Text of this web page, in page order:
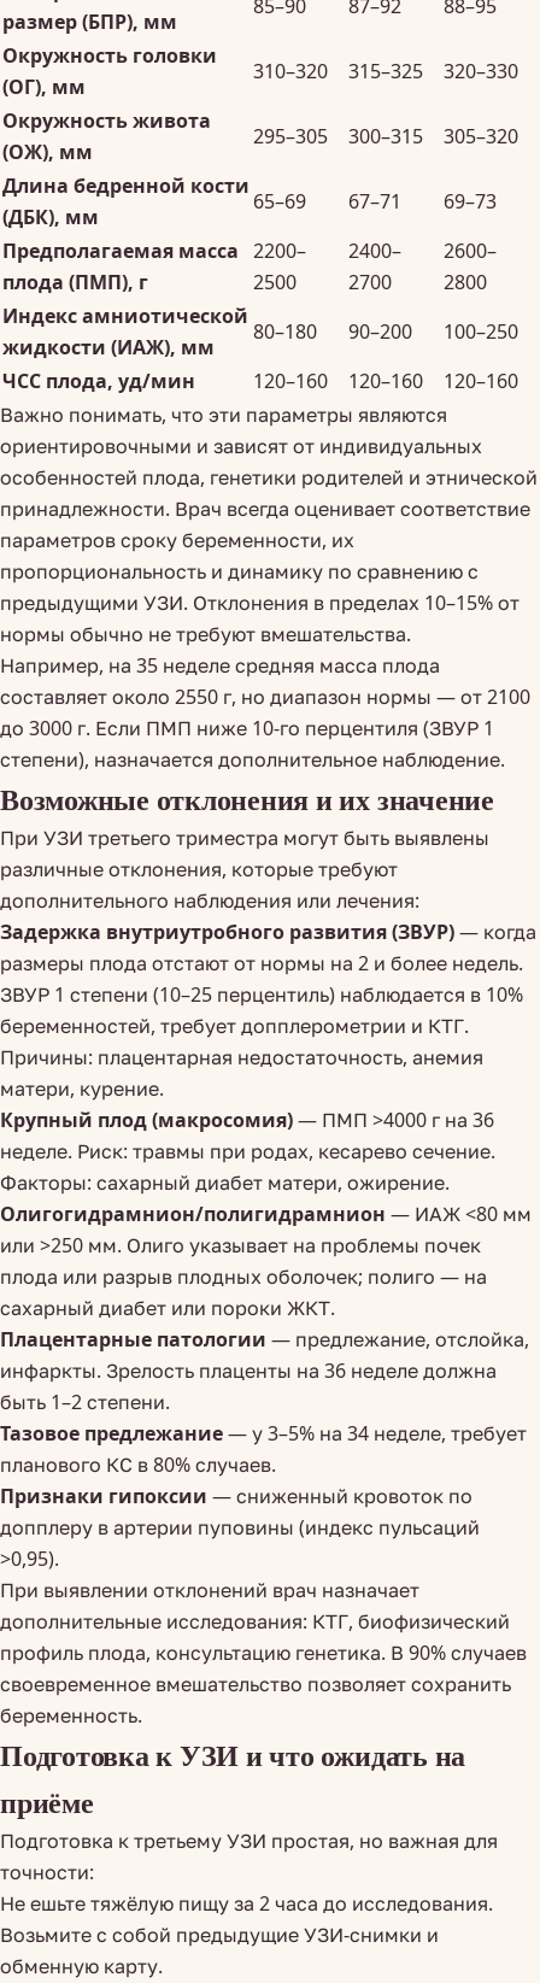
размер (БПР), мм
85–90 87–92
88–95
Окружность головки
(ОГ), мм
310–320 315–325
320–330
Окружность живота
(ОЖ), мм
295–305 300–315
305–320
Длина бедренной кости
(ДБК), мм
65–69 67–71
69–73
Предполагаемая масса
плода (ПМП), г
2200–
2500
2400–
2700
2600–
2800
Индекс амниотической
жидкости (ИАЖ), мм
80–180 90–200
100–250
ЧСС плода, уд/мин
120–160 120–160
120–160
Важно понимать, что эти параметры являются
ориентировочными и зависят от индивидуальных
особенностей плода, генетики родителей и этнической
принадлежности. Врач всегда оценивает соответствие
параметров сроку беременности, их
пропорциональность и динамику по сравнению с
предыдущими УЗИ. Отклонения в пределах 10–15% от
нормы обычно не требуют вмешательства.
Например, на 35 неделе средняя масса плода
составляет около 2550 г, но диапазон нормы — от 2100
до 3000 г. Если ПМП ниже 10-го перцентиля (ЗВУР 1
степени), назначается дополнительное наблюдение.
Возможные отклонения и их значение
При УЗИ третьего триместра могут быть выявлены
различные отклонения, которые требуют
дополнительного наблюдения или лечения:
Задержка внутриутробного развития (ЗВУР)— когда
размеры плода отстают от нормы на 2 и более недель.
ЗВУР 1 степени (10–25 перцентиль) наблюдается в 10%
беременностей, требует допплерометрии и КТГ.
Причины: плацентарная недостаточность, анемия
матери, курение.
Крупный плод (макросомия)— ПМП >4000 г на 36
неделе. Риск: травмы при родах, кесарево сечение.
Факторы: сахарный диабет матери, ожирение.
Олигогидрамнион/полигидрамнион — ИАЖ <80 мм
или >250 мм. Олиго указывает на проблемы почек
плода или разрыв плодных оболочек; полиго — на
сахарный диабет или пороки ЖКТ.
Плацентарные патологии — предлежание, отслойка,
инфаркты. Зрелость плаценты на 36 неделе должна
быть 1–2 степени.
Тазовое предлежание— у 3–5% на 34 неделе, требует
планового КС в 80% случаев.
Признаки гипоксии — сниженный кровоток по
допплеру в артерии пуповины (индекс пульсаций
>0,95).
При выявлении отклонений врач назначает
дополнительные исследования: КТГ, биофизический
профиль плода, консультацию генетика. В 90% случаев
своевременное вмешательство позволяет сохранить
беременность.
Подготовка к УЗИ и что ожидать на
приёме
Подготовка к третьему УЗИ простая, но важная для
точности:
Не ешьте тяжёлую пищу за 2 часа до исследования.
Возьмите с собой предыдущие УЗИ-снимки и
обменную карту.